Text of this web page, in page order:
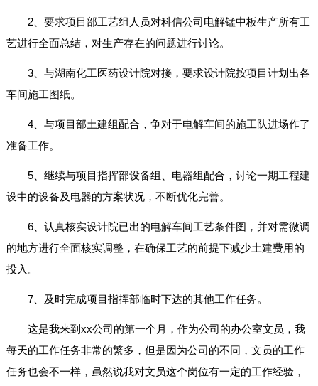
2、要求项目部工艺组人员对科信公司电解锰中板生产所有工
艺进行全面总结，对生产存在的问题进行讨论。
3、与湖南化工医药设计院对接，要求设计院按项目计划出各
车间施工图纸。
4、与项目部土建组配合，争对于电解车间的施工队进场作了
准备工作。
5、继续与项目指挥部设备组、电器组配合，讨论一期工程建
设中的设备及电器的方案状况，不断优化完善。
6、认真核实设计院已出的电解车间工艺条件图，并对需微调
的地方进行全面核实调整，在确保工艺的前提下减少土建费用的
投入。
7、及时完成项目指挥部临时下达的其他工作任务。
这是我来到xx公司的第一个月，作为公司的办公室文员，我
每天的工作任务非常的繁多，但是因为公司的不同，文员的工作
任务也会不一样，虽然说我对文员这个岗位有一定的工作经验，